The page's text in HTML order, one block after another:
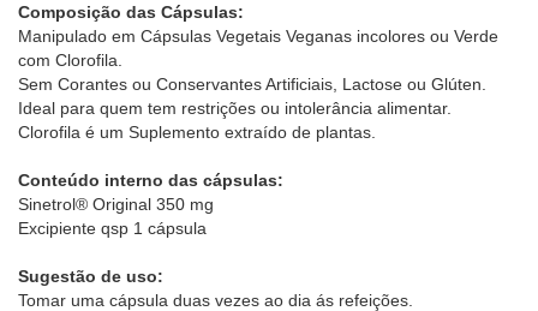
Composição das Cápsulas:
Manipulado em Cápsulas Vegetais Veganas incolores ou Verde
com Clorofila.
Sem Corantes ou Conservantes Artificiais, Lactose ou Glúten.
Ideal para quem tem restrições ou intolerância alimentar.
Clorofila é um Suplemento extraído de plantas.
Conteúdo interno das cápsulas:
Sinetrol® Original 350 mg
Excipiente qsp 1 cápsula
Sugestão de uso:
Tomar uma cápsula duas vezes ao dia ás refeições.